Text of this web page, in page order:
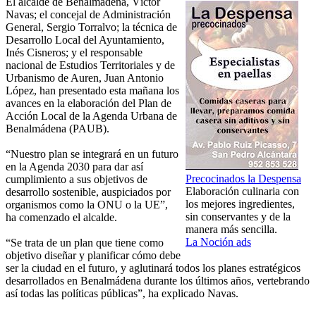
Precocinados la Despensa
Elaboración culinaria con
los mejores ingredientes,
sin conservantes y de la
manera más sencilla.
La Noción ads
Navas; el concejal de Administración
General, Sergio Torralvo; la técnica de
Desarrollo Local del Ayuntamiento,
Inés Cisneros; y el responsable
nacional de Estudios Territoriales y de
Urbanismo de Auren, Juan Antonio
López, han presentado esta mañana los
avances en la elaboración del Plan de
Acción Local de la Agenda Urbana de
Benalmádena (PAUB).
“Nuestro plan se integrará en un futuro
en la Agenda 2030 para dar así
cumplimiento a sus objetivos de
desarrollo sostenible, auspiciados por
organismos como la ONU o la UE”,
ha comenzado el alcalde.
“Se trata de un plan que tiene como
objetivo diseñar y planificar cómo debe
ser la ciudad en el futuro, y aglutinará todos los planes estratégicos
desarrollados en Benalmádena durante los últimos años, vertebrando
así todas las políticas públicas”, ha explicado Navas.